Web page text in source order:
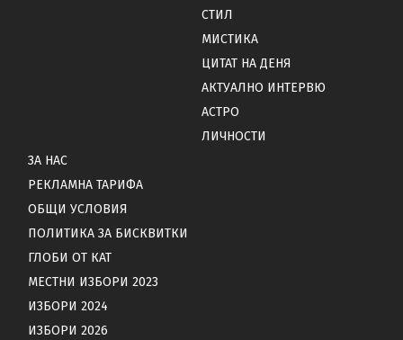
СТИЛ
МИСТИКА
ЦИТАТ НА ДЕНЯ
АКТУАЛНО ИНТЕРВЮ
АСТРО
ЛИЧНОСТИ
ЗА НАС
РЕКЛАМНА ТАРИФА
ОБЩИ УСЛОВИЯ
ПОЛИТИКА ЗА БИСКВИТКИ
ГЛОБИ ОТ КАТ
МЕСТНИ ИЗБОРИ 2023
ИЗБОРИ 2024
ИЗБОРИ 2026